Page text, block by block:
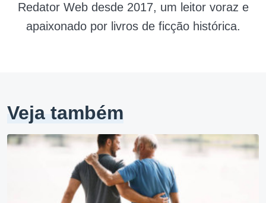
Redator Web desde 2017, um leitor voraz e
apaixonado por livros de ficção histórica.
Veja também